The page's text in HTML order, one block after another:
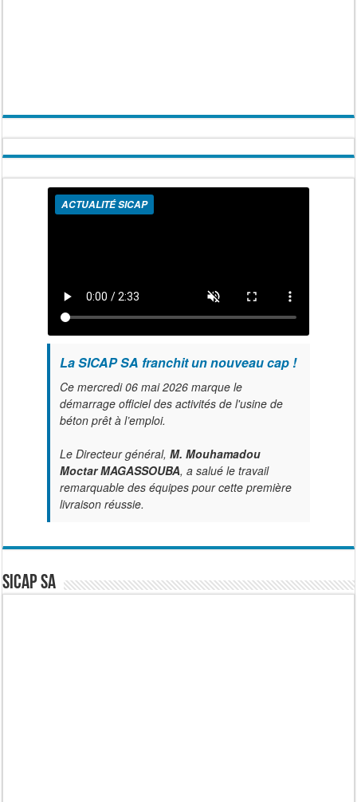
ACTUALITÉ SICAP
La SICAP SA franchit un nouveau cap !
Ce mercredi 06 mai 2026 marque le
démarrage officiel des activités de l'usine de
béton prêt à l’emploi.
Le Directeur général, M. Mouhamadou
Moctar MAGASSOUBA, a salué le travail
remarquable des équipes pour cette première
livraison réussie.
SICAP SA